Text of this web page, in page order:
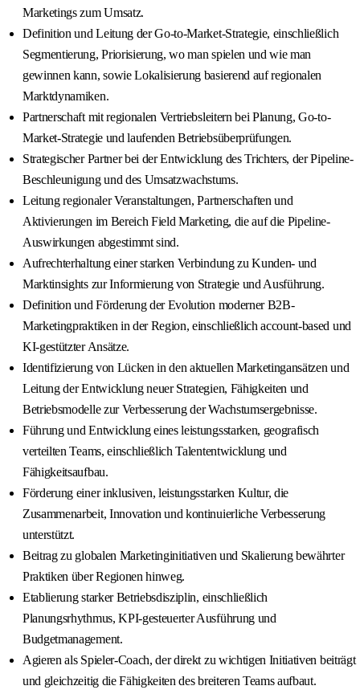
Marketings zum Umsatz.
Definition und Leitung der Go-to-Market-Strategie, einschließlich
Segmentierung, Priorisierung, wo man spielen und wie man
gewinnen kann, sowie Lokalisierung basierend auf regionalen
Marktdynamiken.
Partnerschaft mit regionalen Vertriebsleitern bei Planung, Go-to-
Market-Strategie und laufenden Betriebsüberprüfungen.
Strategischer Partner bei der Entwicklung des Trichters, der Pipeline-
Beschleunigung und des Umsatzwachstums.
Leitung regionaler Veranstaltungen, Partnerschaften und
Aktivierungen im Bereich Field Marketing, die auf die Pipeline-
Auswirkungen abgestimmt sind.
Aufrechterhaltung einer starken Verbindung zu Kunden- und
Marktinsights zur Informierung von Strategie und Ausführung.
Definition und Förderung der Evolution moderner B2B-
Marketingpraktiken in der Region, einschließlich account-based und
KI-gestützter Ansätze.
Identifizierung von Lücken in den aktuellen Marketingansätzen und
Leitung der Entwicklung neuer Strategien, Fähigkeiten und
Betriebsmodelle zur Verbesserung der Wachstumsergebnisse.
Führung und Entwicklung eines leistungsstarken, geografisch
verteilten Teams, einschließlich Talententwicklung und
Fähigkeitsaufbau.
Förderung einer inklusiven, leistungsstarken Kultur, die
Zusammenarbeit, Innovation und kontinuierliche Verbesserung
unterstützt.
Beitrag zu globalen Marketinginitiativen und Skalierung bewährter
Praktiken über Regionen hinweg.
Etablierung starker Betriebsdisziplin, einschließlich
Planungsrhythmus, KPI-gesteuerter Ausführung und
Budgetmanagement.
Agieren als Spieler-Coach, der direkt zu wichtigen Initiativen beiträgt
und gleichzeitig die Fähigkeiten des breiteren Teams aufbaut.